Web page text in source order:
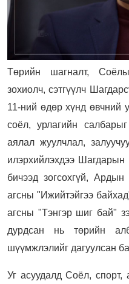
Төрийн шагналт,
зохиолч, сэтгүүлч
11-ний өдөр хүнд өвчний
соёл, урлагийн
аялал жуулчлал,
илэрхийлэхдээ Шагдарын
бичээд зогсохгүй,
агсны "Ижийтэйгээ
агсны "Тэнгэр шиг бай"
дурдсан нь төрийн
шүүмжлэлийг дагуулсан
Уг асуудалд Соёл, спорт,